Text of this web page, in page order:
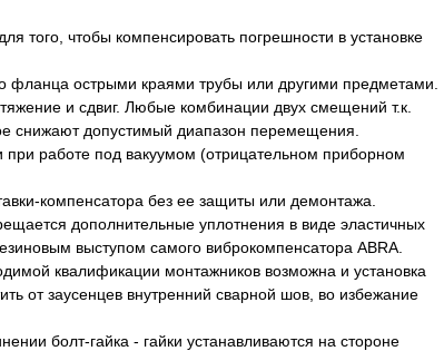
того, чтобы компенсировать погрешности в установке
фланца острыми краями трубы или другими предметами.
и сдвиг. Любые комбинации двух смещений т.к.
снижают допустимый диапазон перемещения.
при работе под вакуумом (отрицательном приборном
компенсатора без ее защиты или демонтажа.
дополнительные уплотнения в виде эластичных
выступом самого виброкомпенсатора ABRA.
квалификации монтажников возможна и установка
от заусенцев внутренний сварной шов, во избежание
болт-гайка - гайки устанавливаются на стороне